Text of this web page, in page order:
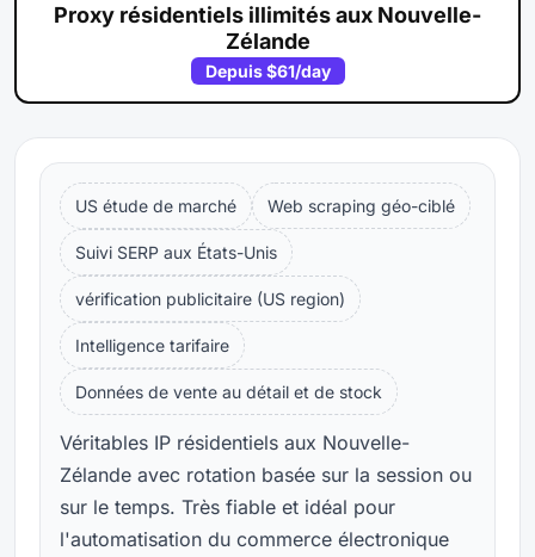
Proxy résidentiels illimités aux Nouvelle-
Zélande
Depuis$61/day
US étude de marché Web scraping géo-ciblé
Suivi SERP aux États-Unis
vérification publicitaire (US region)
Intelligence tarifaire
Données de vente au détail et de stock
Véritables IP résidentiels aux Nouvelle-
Zélande avec rotation basée sur la session ou
sur le temps. Très fiable et idéal pour
l'automatisation du commerce électronique